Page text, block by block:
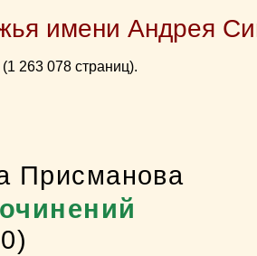
имени Андрея
263 078 страниц).
Присманова